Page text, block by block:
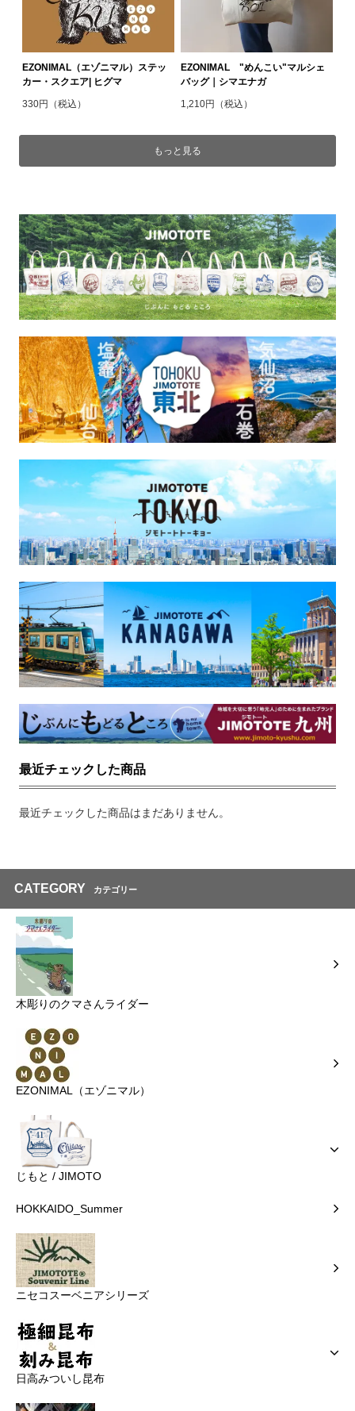
EZONIMAL（エゾニマル）ステッ
カー・スクエア| ヒグマ
330円（税込）
EZONIMAL "めんこい"マルシェ
バッグ｜シマエナガ
1,210円（税込）
もっと見る
最近チェックした商品
最近チェックした商品はまだありません。
CATEGORY カテゴリー
木彫りのクマさんライダー
EZONIMAL（エゾニマル）
じもと / JIMOTO
HOKKAIDO_Summer
ニセコスーベニアシリーズ
日高みついし昆布